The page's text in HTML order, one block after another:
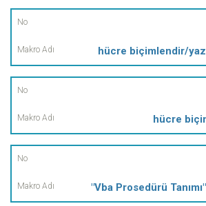
hücre biçimlendir/
hücre
"Vba Prosedürü